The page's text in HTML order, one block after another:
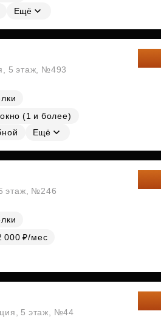
Ещё
5 этаж, №493
(1 и более)
Ещё
этаж, №246
000 ₽/мес
5 этаж, №44